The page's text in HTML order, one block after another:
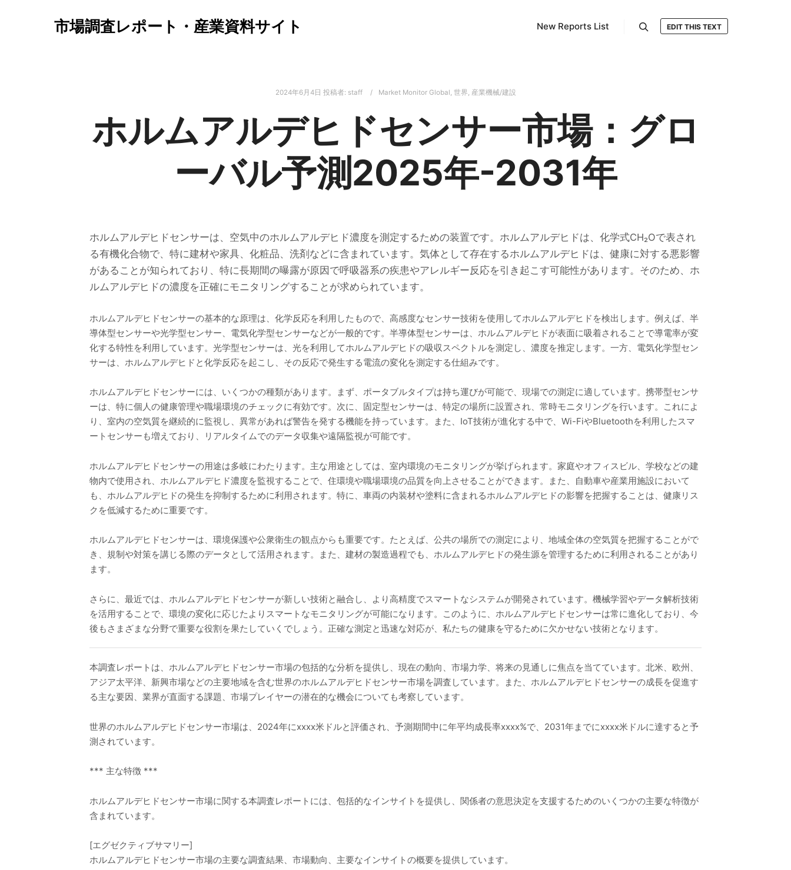
市場調査レポート・産業資料サイト New Reports List EDIT THIS TEXT
2024年6月4日 投稿者: staff Market Monitor Global, 世界, 産業機械/建設
ホルムアルデヒドセンサー市場：グロ
ーバル予測2025年-2031年
ホルムアルデヒドセンサーは、空気中のホルムアルデヒド濃度を測定するための装置です。ホルムアルデヒドは、化学式CH₂Oで表され
る有機化合物で、特に建材や家具、化粧品、洗剤などに含まれています。気体として存在するホルムアルデヒドは、健康に対する悪影響
があることが知られており、特に長期間の曝露が原因で呼吸器系の疾患やアレルギー反応を引き起こす可能性があります。そのため、ホ
ルムアルデヒドの濃度を正確にモニタリングすることが求められています。
ホルムアルデヒドセンサーの基本的な原理は、化学反応を利用したもので、高感度なセンサー技術を使用してホルムアルデヒドを検出します。例えば、半
導体型センサーや光学型センサー、電気化学型センサーなどが一般的です。半導体型センサーは、ホルムアルデヒドが表面に吸着されることで導電率が変
化する特性を利用しています。光学型センサーは、光を利用してホルムアルデヒドの吸収スペクトルを測定し、濃度を推定します。一方、電気化学型セン
サーは、ホルムアルデヒドと化学反応を起こし、その反応で発生する電流の変化を測定する仕組みです。
ホルムアルデヒドセンサーには、いくつかの種類があります。まず、ポータブルタイプは持ち運びが可能で、現場での測定に適しています。携帯型センサ
ーは、特に個人の健康管理や職場環境のチェックに有効です。次に、固定型センサーは、特定の場所に設置され、常時モニタリングを行います。これによ
り、室内の空気質を継続的に監視し、異常があれば警告を発する機能を持っています。また、IoT技術が進化する中で、Wi-FiやBluetoothを利用したスマ
ートセンサーも増えており、リアルタイムでのデータ収集や遠隔監視が可能です。
ホルムアルデヒドセンサーの用途は多岐にわたります。主な用途としては、室内環境のモニタリングが挙げられます。家庭やオフィスビル、学校などの建
物内で使用され、ホルムアルデヒド濃度を監視することで、住環境や職場環境の品質を向上させることができます。また、自動車や産業用施設において
も、ホルムアルデヒドの発生を抑制するために利用されます。特に、車両の内装材や塗料に含まれるホルムアルデヒドの影響を把握することは、健康リス
クを低減するために重要です。
ホルムアルデヒドセンサーは、環境保護や公衆衛生の観点からも重要です。たとえば、公共の場所での測定により、地域全体の空気質を把握することがで
き、規制や対策を講じる際のデータとして活用されます。また、建材の製造過程でも、ホルムアルデヒドの発生源を管理するために利用されることがあり
ます。
さらに、最近では、ホルムアルデヒドセンサーが新しい技術と融合し、より高精度でスマートなシステムが開発されています。機械学習やデータ解析技術
を活用することで、環境の変化に応じたよりスマートなモニタリングが可能になります。このように、ホルムアルデヒドセンサーは常に進化しており、今
後もさまざまな分野で重要な役割を果たしていくでしょう。正確な測定と迅速な対応が、私たちの健康を守るために欠かせない技術となります。
本調査レポートは、ホルムアルデヒドセンサー市場の包括的な分析を提供し、現在の動向、市場力学、将来の見通しに焦点を当てています。北米、欧州、
アジア太平洋、新興市場などの主要地域を含む世界のホルムアルデヒドセンサー市場を調査しています。また、ホルムアルデヒドセンサーの成長を促進す
る主な要因、業界が直面する課題、市場プレイヤーの潜在的な機会についても考察しています。
世界のホルムアルデヒドセンサー市場は、2024年にxxxx米ドルと評価され、予測期間中に年平均成長率xxxx%で、2031年までにxxxx米ドルに達すると予
測されています。
*** 主な特徴 ***
ホルムアルデヒドセンサー市場に関する本調査レポートには、包括的なインサイトを提供し、関係者の意思決定を支援するためのいくつかの主要な特徴が
含まれています。
[エグゼクティブサマリー]
ホルムアルデヒドセンサー市場の主要な調査結果、市場動向、主要なインサイトの概要を提供しています。